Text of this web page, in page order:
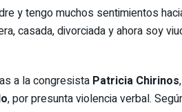
y tengo muchos sentimientos
casada, divorciada y ahora soy
a la congresista Patricia Chirinos
, por presunta violencia verbal.